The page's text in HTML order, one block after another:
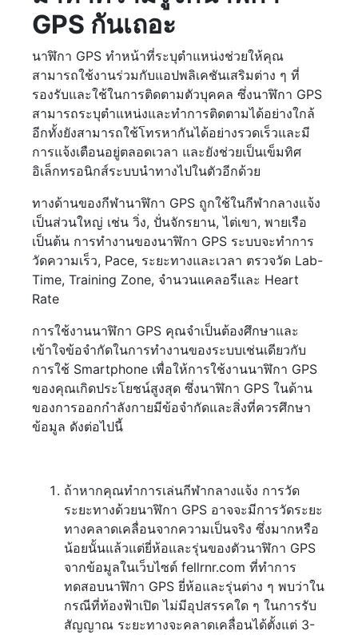
GPS กันเถอะ
นาฬิกา GPS ทำหน้าที่ระบุตำแหน่งช่วยให้คุณ
สามารถใช้งานร่วมกับแอปพลิเคชันเสริมต่าง ๆ ที่
รองรับและใช้ในการติดตามตัวบุคคล ซึ่งนาฬิกา GPS
สามารถระบุตำแหน่งและทำการติดตามได้อย่างใกล้
อีกทั้งยังสามารถใช้โทรหากันได้อย่างรวดเร็วและมี
การแจ้งเตือนอยู่ตลอดเวลา และยังช่วยเป็นเข็มทิศ
อิเล็กทรอนิกส์ระบบนำทางไปในตัวอีกด้วย
ทางด้านของกีฬานาฬิกา GPS ถูกใช้ในกีฬากลางแจ้ง
เป็นส่วนใหญ่ เช่น วิ่ง, ปั่นจักรยาน, ไต่เขา, พายเรือ
เป็นต้น การทำงานของนาฬิกา GPS ระบบจะทำการ
วัดความเร็ว, Pace, ระยะทางและเวลา ตรวจวัด Lab-
Time, Training Zone, จำนวนแคลอรีและ Heart
Rate
การใช้งานนาฬิกา GPS คุณจำเป็นต้องศึกษาและ
เข้าใจข้อจำกัดในการทำงานของระบบเช่นเดียวกับ
การใช้ Smartphone เพื่อให้การใช้งานนาฬิกา GPS
ของคุณเกิดประโยชน์สูงสุด ซึ่งนาฬิกา GPS ในด้าน
ของการออกกำลังกายมีข้อจำกัดและสิ่งที่ควรศึกษา
ข้อมูล ดังต่อไปนี้
ถ้าหากคุณทำการเล่นกีฬากลางแจ้ง การวัด
ระยะทางด้วยนาฬิกา GPS อาจจะมีการวัดระยะ
ทางคลาดเคลื่อนจากความเป็นจริง ซึ่งมากหรือ
น้อยนั้นแล้วแต่ยี่ห้อและรุ่นของตัวนาฬิกา GPS
จากข้อมูลในเว็บไซต์ fellrnr.com ที่ทำการ
ทดสอบนาฬิกา GPS ยี่ห้อและรุ่นต่าง ๆ พบว่าใน
กรณีที่ท้องฟ้าเปิด ไม่มีอุปสรรคใด ๆ ในการรับ
สัญญาณ ระยะทางจะคลาดเคลื่อนได้ตั้งแต่ 3-